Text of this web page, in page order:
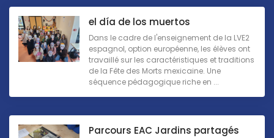
el día de los muertos
Dans le cadre de l'enseignement de la LVE2
espagnol, option européenne, les élèves ont
travaillé sur les caractéristiques et traditions
de la Fête des Morts mexicaine. Une
séquence pédagogique riche en ...
Parcours EAC Jardins partagés